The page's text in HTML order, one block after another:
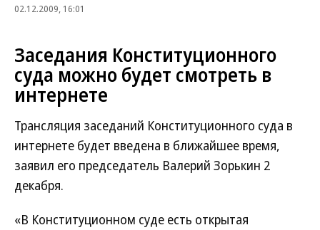
02.12.2009, 16:01
Заседания Конституционного
суда можно будет смотреть в
интернете
Трансляция заседаний Конституционного суда в
интернете будет введена в ближайшее время,
заявил его председатель Валерий Зорькин 2
декабря.
«В Конституционном суде есть открытая